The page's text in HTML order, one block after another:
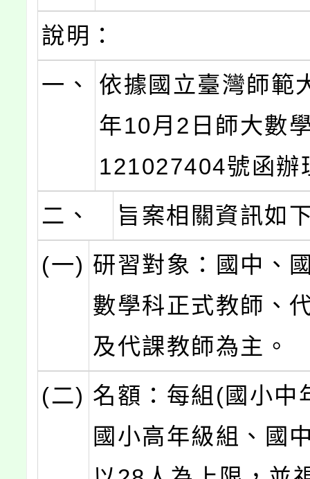
說明：
一、
依據國立臺灣師範
年10月2日師大數
121027404號函辦
二、
旨案相關資訊如
(一) 研習對象：國中、
數學科正式教師、
及代課教師為主。
(二) 名額：每組(國小中
國小高年級組、國